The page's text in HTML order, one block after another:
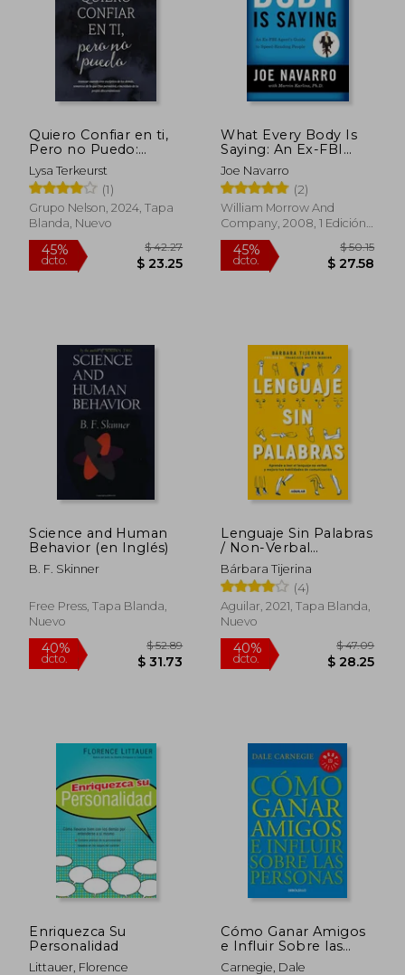
$ 20.40
45%
dcto.
$ 42.04 45%
dcto.
Quiero Confiar en ti,
Pero no Puedo:
Avanzar Cuando Eres
Escéptico de los
Demás, Temeroso de
lo que Dios Permitirá,
e Incrédulo de tu
Discernimiento
Lysa Terkeurst
(1)
Grupo Nelson, 2024, Tapa
Blanda, Nuevo
What Every Body Is
Saying: An Ex-FBI
Agent's Guide to
Speed-Reading
People (en Inglés)
Joe Navarro
(2)
William Morrow And
Company, 2008, 1 Edición,
Tapa Blanda, Nuevo
Science and Human
Behavior (en Inglés)
B. F. Skinner
Free Press, Tapa Blanda,
Nuevo
Lenguaje Sin Palabras
/ Non-Verbal
Language
Bárbara Tijerina
(4)
Aguilar, 2021, Tapa Blanda,
Nuevo
Enriquezca Su
Personalidad
Littauer, Florence
Cómo Ganar Amigos
e Influir Sobre las
Personas
Carnegie, Dale